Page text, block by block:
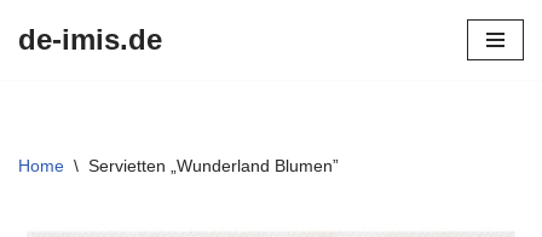
de-imis.de
Home \ Servietten „Wunderland Blumen”